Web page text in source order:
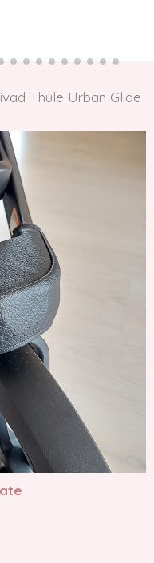
Thule Urban Glide